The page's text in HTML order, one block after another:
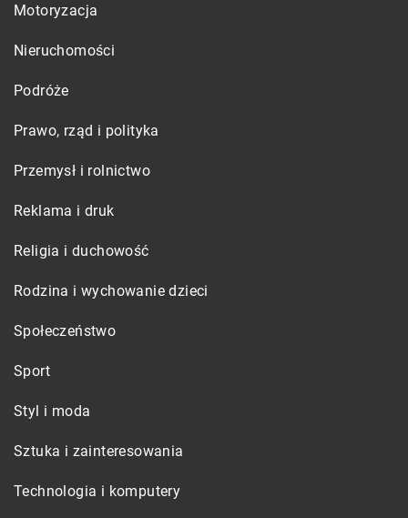
Motoryzacja
Nieruchomości
Podróże
Prawo, rząd i polityka
Przemysł i rolnictwo
Reklama i druk
Religia i duchowość
Rodzina i wychowanie dzieci
Społeczeństwo
Sport
Styl i moda
Sztuka i zainteresowania
Technologia i komputery